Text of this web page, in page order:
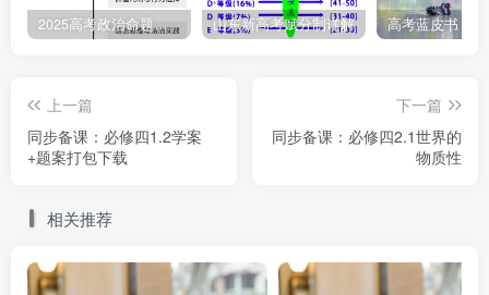
7.马克思主义哲学是哲学星空中明亮的星，它既是哲学
局，唯有坚持马克思主义哲学，方能使我们行稳致远。这是
因为马克思主义哲学（ ）
为科学之科学是对具体科学的概括和总结
C.作为科学的世界观和方法论为人类提供了思想武器 D.
2025高考政治命题纲要解读 山东新高考赋分制详解
上一篇
同步备课：必修四1.2学案
+题案打包下载
下一篇
同步备课：必修四2.1世界的
物质性
相关推荐